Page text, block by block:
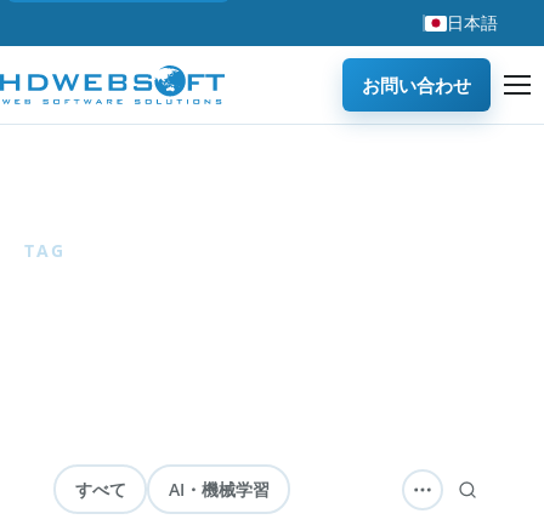
日本語
お問い合わせ
TAG
すべて AI・機械学習